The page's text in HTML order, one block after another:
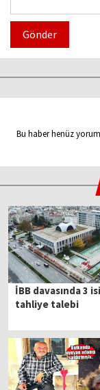
Gönder
Bu haber henüz
İBB davasında 3
tahliye talebi